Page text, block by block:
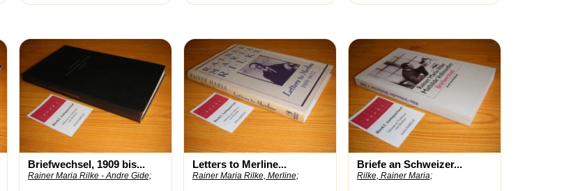
Briefwechsel, 1909 bis...
Rainer Maria Rilke - Andre Gide;
Letters to Merline...
Rainer Maria Rilke, Merline;
Briefe an Schweizer...
Rilke, Rainer Maria;